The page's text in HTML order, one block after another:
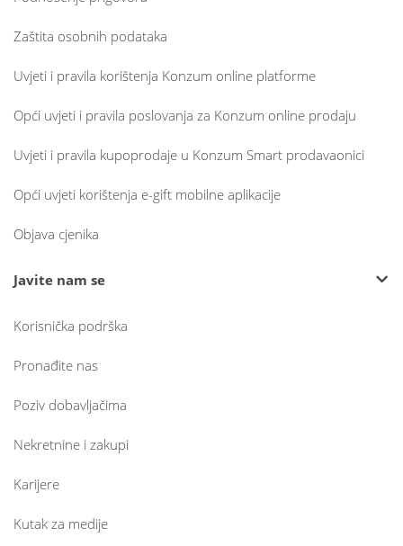
Zaštita osobnih podataka
Uvjeti i pravila korištenja Konzum online platforme
Opći uvjeti i pravila poslovanja za Konzum online prodaju
Uvjeti i pravila kupoprodaje u Konzum Smart prodavaonici
Opći uvjeti korištenja e-gift mobilne aplikacije
Objava cjenika
Javite nam se
Korisnička podrška
Pronađite nas
Poziv dobavljačima
Nekretnine i zakupi
Karijere
Kutak za medije